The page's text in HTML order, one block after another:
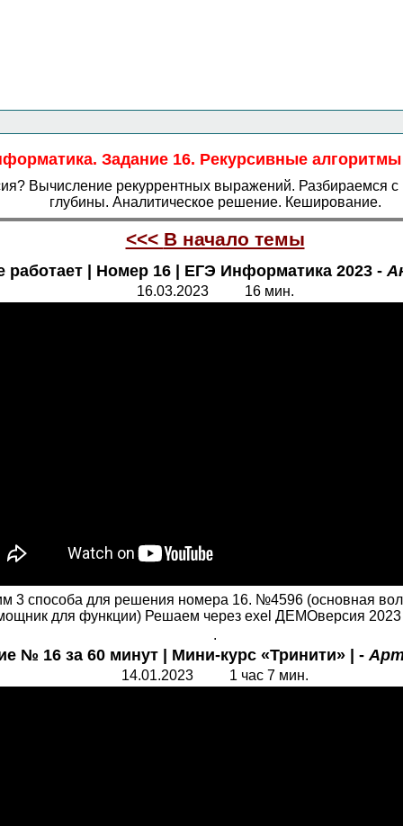
Задание 16. Рекурсивные
Вычисление рекуррентных выражений. Разбираемся
глубины. Аналитическое решение. Кеширование.
<<< В начало темы
работает | Номер 16 | ЕГЭ Информатика 2023 -
16.03.2023 16мин.
3 способа для решения номера 16. №4596 (основная
для функции) Решаем через exel ДЕМОверсия 2023
.
№ 16 за 60 минут | Мини-курс «Тринити» | -
14.01.2023 1 час 7 мин.